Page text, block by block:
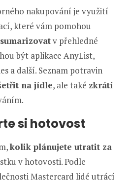
nakupování je využití
které vám pomohou
v přehledné
být aplikace AnyList,
a další. Seznam potravin
na jídle, ale také zkrátí
si hotovost
kolik plánujete utratit za
v hotovosti. Podle
Mastercard lidé utrácí